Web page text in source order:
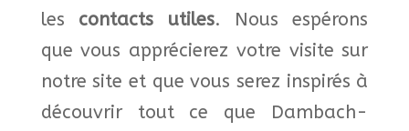
les
contacts utiles.
Nous espérons
que vous apprécierez votre visite sur
notre site et que vous serez inspirés à
découvrir tout ce que
Dambach-